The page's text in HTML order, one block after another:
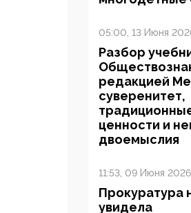
05:00, 13 Июня
Разбор
редакцией
суверенитет,
ценности и
двоемыслия
11:53, 09 Июня 2026
Прокуратура
увидела